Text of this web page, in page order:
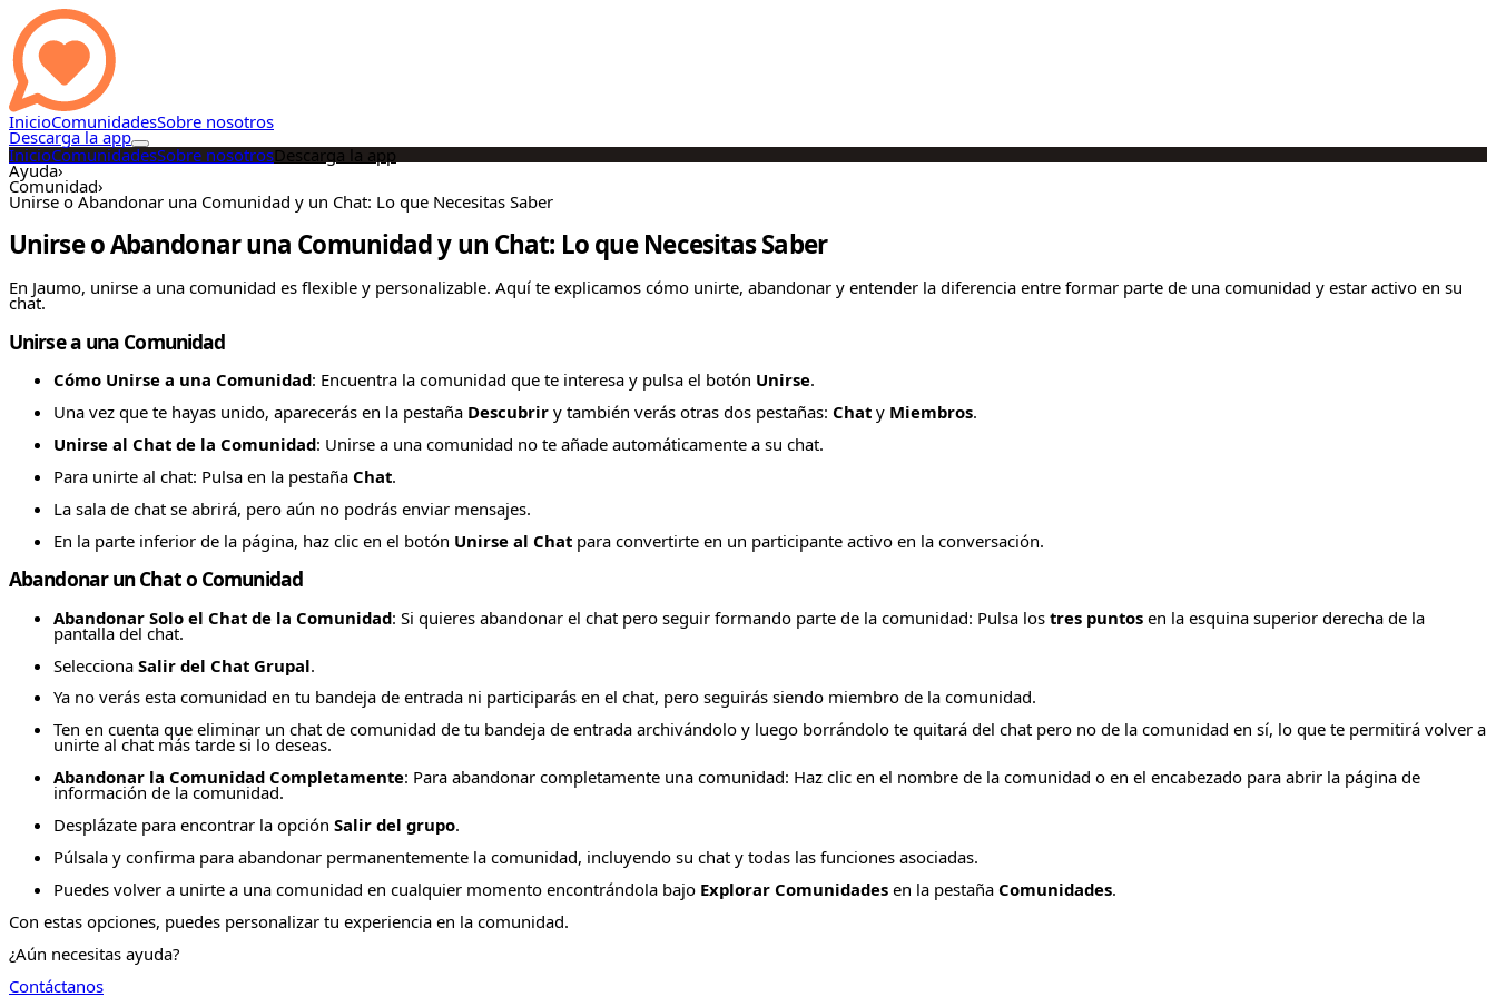
InicioComunidadesSobre nosotros
Descarga la app
InicioComunidadesSobre nosotrosDescarga la app
Ayuda›
Comunidad›
Unirse o Abandonar una Comunidad y un Chat: Lo que Necesitas Saber
Unirse o Abandonar una Comunidad y un Chat: Lo que Necesitas Saber
En Jaumo, unirse a una comunidad es flexible y personalizable. Aquí te explicamos cómo unirte, abandonar y entender la diferencia entre formar parte de una comunidad y estar activo en su
chat.
Unirse a una Comunidad
Cómo Unirse a una Comunidad: Encuentra la comunidad que te interesa y pulsa el botón Unirse.
Una vez que te hayas unido, aparecerás en la pestaña Descubrir y también verás otras dos pestañas: Chat y Miembros.
Unirse al Chat de la Comunidad: Unirse a una comunidad no te añade automáticamente a su chat.
Para unirte al chat: Pulsa en la pestaña Chat.
La sala de chat se abrirá, pero aún no podrás enviar mensajes.
En la parte inferior de la página, haz clic en el botón Unirse al Chat para convertirte en un participante activo en la conversación.
Abandonar un Chat o Comunidad
Abandonar Solo el Chat de la Comunidad: Si quieres abandonar el chat pero seguir formando parte de la comunidad: Pulsa los tres puntos en la esquina superior derecha de la
pantalla del chat.
Selecciona Salir del Chat Grupal.
Ya no verás esta comunidad en tu bandeja de entrada ni participarás en el chat, pero seguirás siendo miembro de la comunidad.
Ten en cuenta que eliminar un chat de comunidad de tu bandeja de entrada archivándolo y luego borrándolo te quitará del chat pero no de la comunidad en sí, lo que te permitirá volver a
unirte al chat más tarde si lo deseas.
Abandonar la Comunidad Completamente: Para abandonar completamente una comunidad: Haz clic en el nombre de la comunidad o en el encabezado para abrir la página de
información de la comunidad.
Desplázate para encontrar la opción Salir del grupo.
Púlsala y confirma para abandonar permanentemente la comunidad, incluyendo su chat y todas las funciones asociadas.
Puedes volver a unirte a una comunidad en cualquier momento encontrándola bajo Explorar Comunidades en la pestaña Comunidades.
Con estas opciones, puedes personalizar tu experiencia en la comunidad.
¿Aún necesitas ayuda?
Contáctanos